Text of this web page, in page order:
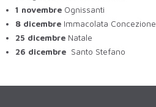
1 novembre Ognissanti
8 dicembre Immacolata Concezione
25 dicembre Natale
26 dicembre Santo Stefano